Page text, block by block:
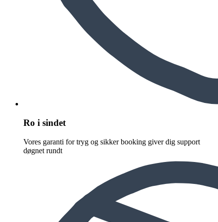
Ro i sindet
Vores garanti for tryg og sikker booking giver dig support
døgnet rundt